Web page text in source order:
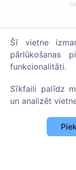
© 2013 -
Šī vietne
pārlūkošanas
funkcionalitāti.
Sīkfaili palīdz
un analizēt